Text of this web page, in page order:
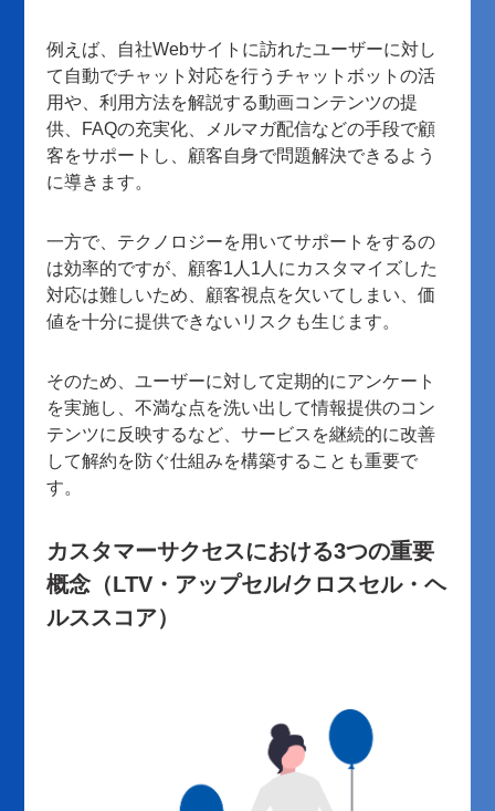
例えば、自社Webサイトに訪れたユーザーに対し
て自動でチャット対応を行うチャットボットの活
用や、利用方法を解説する動画コンテンツの提
供、FAQの充実化、メルマガ配信などの手段で顧
客をサポートし、顧客自身で問題解決できるよう
に導きます。
一方で、テクノロジーを用いてサポートをするの
は効率的ですが、顧客1人1人にカスタマイズした
対応は難しいため、顧客視点を欠いてしまい、価
値を十分に提供できないリスクも生じます。
そのため、ユーザーに対して定期的にアンケート
を実施し、不満な点を洗い出して情報提供のコン
テンツに反映するなど、サービスを継続的に改善
して解約を防ぐ仕組みを構築することも重要で
す。
カスタマーサクセスにおける3つの重要
概念（LTV・アップセル/クロスセル・ヘ
ルススコア）